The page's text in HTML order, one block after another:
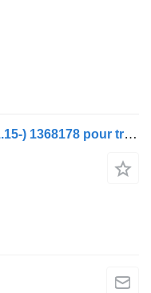
Demi-essieu Scania P-Series (01.15-) 1368178 pour tracteur routier Scania P,G,R,T-series (2004-2017)